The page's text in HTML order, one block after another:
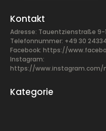
Kontakt
Adresse: Tauentzienstraße 9-
Telefonnummer: +49 30
Facebook: https://
Instagram:
https://www.instagram.com/
Kategorie